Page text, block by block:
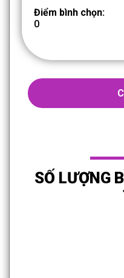
Điểm bình chọn:
0
SỐ LƯỢNG